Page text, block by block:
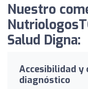
Nuestro
Salud Digna:
Accesibilidad y
diagnóstico